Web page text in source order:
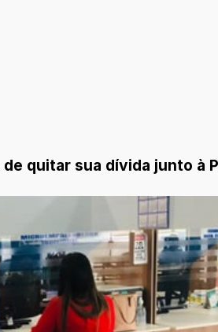
quitar sua dívida junto